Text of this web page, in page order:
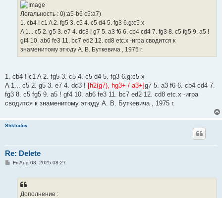
Легальность : 0):a5-b6 c5:a7)
1. cb4 ! c1 A 2. fg5 3. c5 4. c5 d4 5. fg3 6.g:c5 x
A 1... c5 2. g5 3. e7 4. dc3 ! g7 5. a3 f6 6. cb4 cd4 7. fg3 8. c5 fg5 9. a5 !
gf4 10. ab6 fe3 11. bc7 ed2 12. cd8 etc.x -игра сводится к
знаменитому этюду А. В. Буткевича , 1975 г.
1. cb4 ! c1 A 2. fg5 3. c5 4. c5 d4 5. fg3 6.g:c5 x
A 1... c5 2. g5 3. e7 4. dc3 ! [h2(g7), hg3+ / a3+]g7 5. a3 f6 6. cb4 cd4 7.
fg3 8. c5 fg5 9. a5 ! gf4 10. ab6 fe3 11. bc7 ed2 12. cd8 etc.x -игра
сводится к знаменитому этюду А. В. Буткевича , 1975 г.
Shkludov
Re: Delete
PFri Aug 08, 2025 08:27
Дополнение :